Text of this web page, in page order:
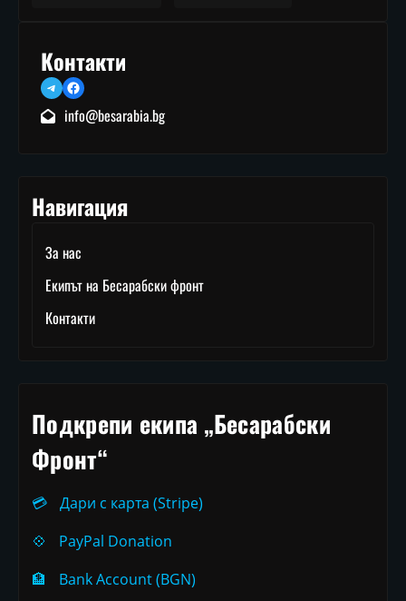
Контакти
TelegramFacebook
info@besarabia.bg
Навигация
За нас
Екипът на Бесарабски фронт
Контакти
Подкрепи екипа „Бесарабски
Фронт“
💳
Дари с карта (Stripe)
💠
PayPal Donation
🏦
Bank Account (BGN)